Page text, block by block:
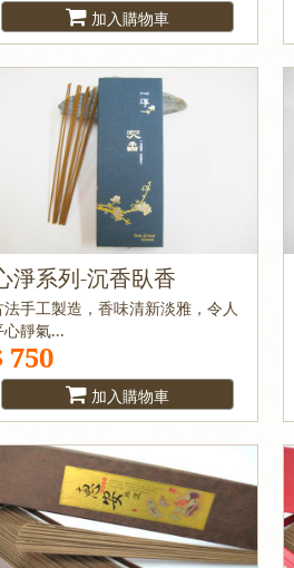
加入購物車
淨系列-沉香臥香
法手工製造，香味清新淡雅，令人
心靜氣...
750
加入購物車